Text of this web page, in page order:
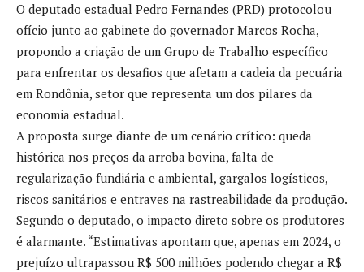
O deputado estadual Pedro Fernandes (PRD) protocolou
ofício junto ao gabinete do governador Marcos Rocha,
propondo a criação de um Grupo de Trabalho específico
para enfrentar os desafios que afetam a cadeia da pecuária
em Rondônia, setor que representa um dos pilares da
economia estadual.
A proposta surge diante de um cenário crítico: queda
histórica nos preços da arroba bovina, falta de
regularização fundiária e ambiental, gargalos logísticos,
riscos sanitários e entraves na rastreabilidade da produção.
Segundo o deputado, o impacto direto sobre os produtores
é alarmante. “Estimativas apontam que, apenas em 2024, o
prejuízo ultrapassou R$ 500 milhões podendo chegar a R$